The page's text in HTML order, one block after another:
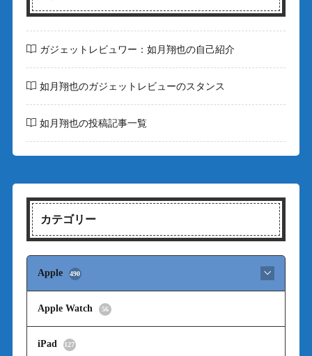
ガジェットレビュワー：如月翔也の自己紹介
如月翔也のガジェットレビューのスタンス
如月翔也の投稿記事一覧
カテゴリー
Apple 490
Apple Watch 56
iPad 127